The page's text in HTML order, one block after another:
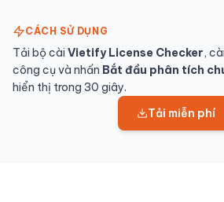
CÁCH SỬ DỤNG
Tải bộ cài Vietify License Checker,
công cụ và nhấn Bắt đầu phân tích
hiển thị trong 30 giây.
Tải miễn phí